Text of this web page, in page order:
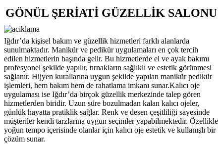
GÖNÜL ŞERİATİ GÜZELLİK SALONU
Iğdır’da kişisel bakım ve güzellik hizmetleri farklı alanlarda
sunulmaktadır. Manikür ve pedikür uygulamaları en çok tercih
edilen hizmetlerin başında gelir. Bu hizmetlerde el ve ayak bakımı
profesyonel şekilde yapılır, tırnakların sağlıklı ve estetik görünmesi
sağlanır. Hijyen kurallarına uygun şekilde yapılan manikür pedikür
işlemleri, hem bakım hem de rahatlama imkanı sunar.Kalıcı oje
uygulaması ise Iğdır’da birçok güzellik merkezinde talep gören
hizmetlerden biridir. Uzun süre bozulmadan kalan kalıcı ojeler,
günlük hayatta pratiklik sağlar. Renk ve desen çeşitliliği sayesinde
müşteriler kendi tarzlarına uygun seçimler yapabilmektedir. Özellikle
yoğun tempo içerisinde olanlar için kalıcı oje estetik ve kullanışlı bir
çözüm sunar.